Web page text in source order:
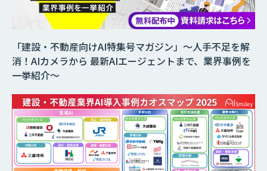
「建設・不動産向けAI特集号マガジン」～人手不足を解
消！AIカメラから 最新AIエージェントまで、業界事例を
一挙紹介～